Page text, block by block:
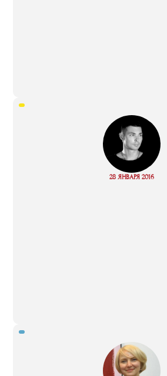
“
28 ЯНВАРЯ 2016
Read